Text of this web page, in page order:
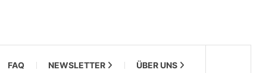
FAQ NEWSLETTER ÜBER UNS